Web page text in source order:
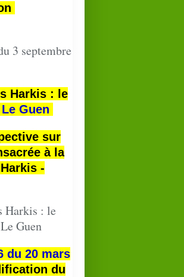
3 septembre
Harkis : le
Guen
sur
à la
-
Harkis : le
Guen
du 20 mars
du